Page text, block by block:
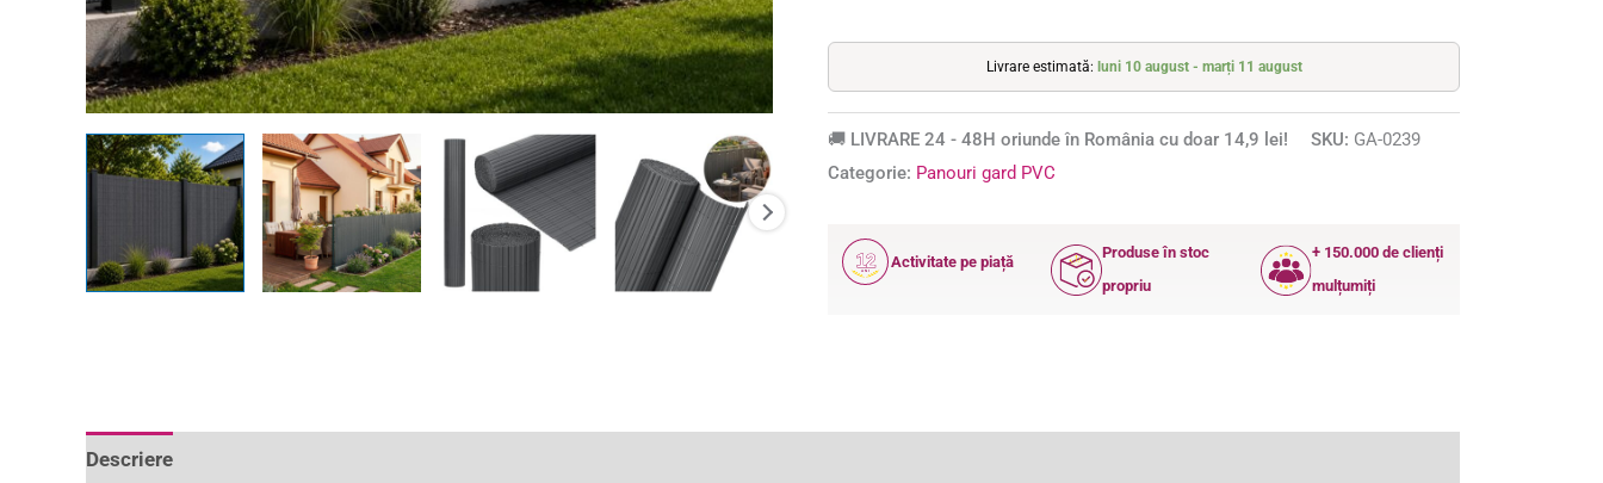
Livrare estimată: luni 10 august - marți 11 august
🚚 LIVRARE 24 - 48H oriunde în România cu doar 14,9 lei! SKU: GA-0239
Categorie: Panouri gard PVC
12
ANI
Activitate pe piață
Produse în stoc
propriu
+ 150.000 de clienți
mulțumiți
Descriere